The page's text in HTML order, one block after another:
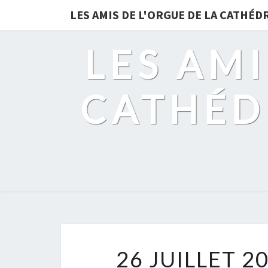
LES AMIS DE L'ORGUE DE LA
LES
26 JUILLET